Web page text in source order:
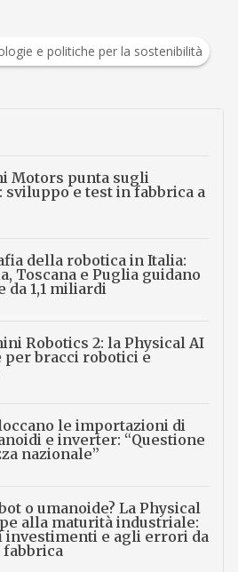
T Tecnologie e politiche
Motors punta sugli
sviluppo e test in fabbrica a
della robotica in Italia:
Toscana e Puglia guidano
da 1,1 miliardi
Robotics 2: la Physical AI
per bracci robotici e
le importazioni di
e inverter: “Questione
nazionale”
o umanoide? La Physical
alla maturità industriale:
investimenti e agli errori da
fabbrica